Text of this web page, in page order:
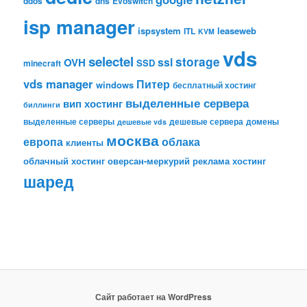
isp manager ispsystem ITL KVM leaseweb
minecraft OVH selectel SSD sslstorage vds
vds manager windows Питер бесплатный хостинг
биллинги вип хостинг выделенные сервера
выделенные серверы дешевые vds дешевые сервера домены
европа клиенты москваоблака
облачный хостинг оверсан-меркурий реклама хостинг
шаред
Сайт работает на WordPress